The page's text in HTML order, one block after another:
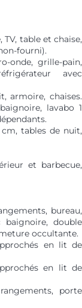
TV, table et chaise,
fourni).
onde, grille-pain,
avec
armoire, chaises.
lavabo 1
tables de nuit,
et barbecue,
bureau,
baignoire, double
occultante.
en lit de
en lit de
porte